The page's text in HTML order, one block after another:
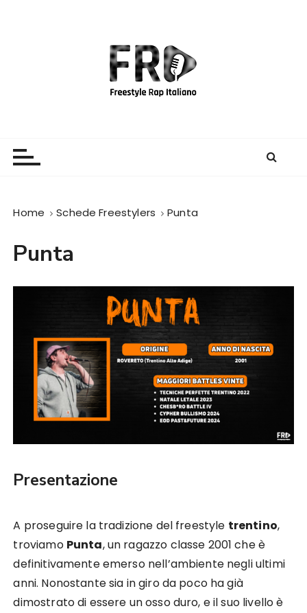
Home Schede Freestylers Punta
Punta
Presentazione
A proseguire la tradizione del freestyle trentino,
troviamo Punta, un ragazzo classe 2001 che è
definitivamente emerso nell’ambiente negli ultimi
anni. Nonostante sia in giro da poco ha già
dimostrato di essere un osso duro, e il suo livello è